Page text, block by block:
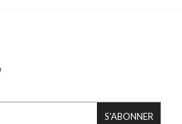
S'ABONNER